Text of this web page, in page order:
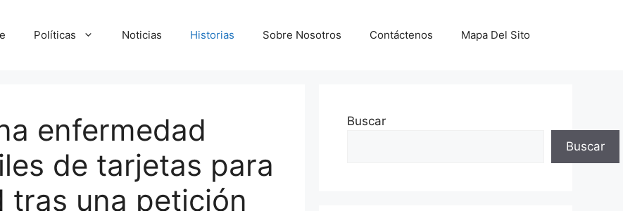
Políticas Noticias Historias Sobre Nosotros Contáctenos Mapa Del Sito
enfermedad
de tarjetas para
tras una petición
Buscar
Buscar